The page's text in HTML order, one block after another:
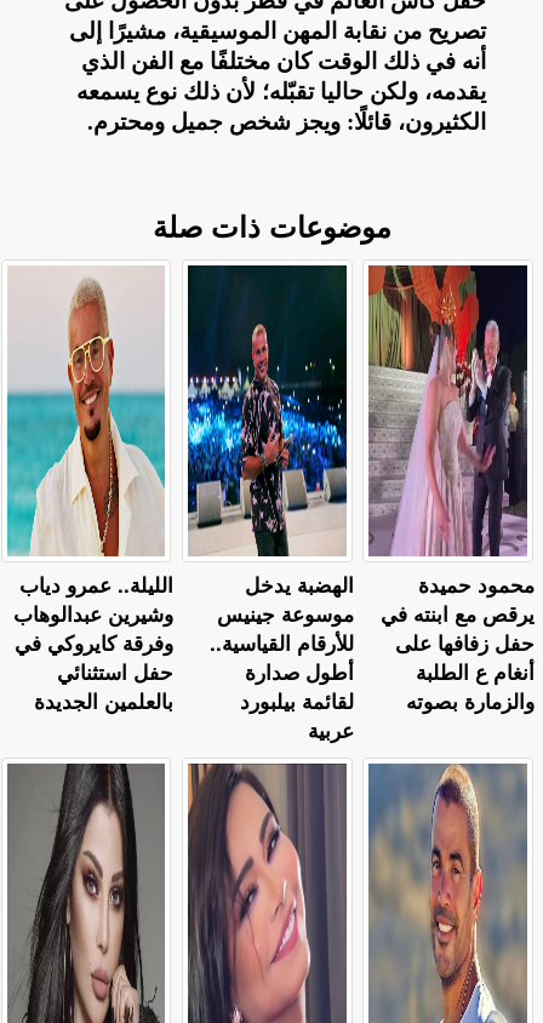
تصريح من نقابة المهن الموسيقية، مشيرًا إلى
أنه في ذلك الوقت كان مختلفًا مع الفن الذي
يقدمه، ولكن حاليا تقبّله؛ لأن ذلك نوع يسمعه
الكثيرون، قائلًا: ويجز شخص جميل ومحترم.
موضوعات ذات صلة
الليلة.. عمرو دياب
وشيرين عبدالوهاب
وفرقة كايروكي في
حفل استثنائي
بالعلمين الجديدة
الهضبة يدخل
موسوعة جينيس
للأرقام القياسية..
أطول صدارة
لقائمة بيلبورد
عربية
محمود حميدة
يرقص مع ابنته في
حفل زفافها على
أنغام ع الطلبة
والزمارة بصوته